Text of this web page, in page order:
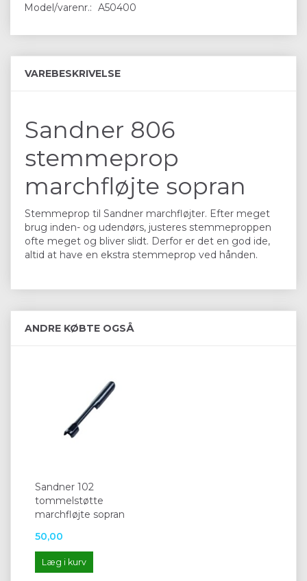
Model/varenr.: A50400
VAREBESKRIVELSE
Sandner 806
stemmeprop
marchfløjte sopran
Stemmeprop til Sandner marchfløjter. Efter meget
brug inden- og udendørs, justeres stemmeproppen
ofte meget og bliver slidt. Derfor er det en god ide,
altid at have en ekstra stemmeprop ved hånden.
ANDRE KØBTE OGSÅ
Sandner 102
tommelstøtte
marchfløjte sopran
50,00
Læg i kurv